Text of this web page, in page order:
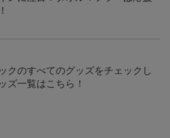
クのすべてのグッズをチェックし
ズ一覧はこちら！